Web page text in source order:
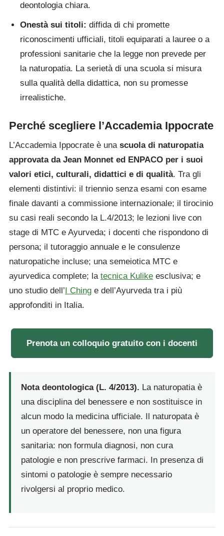
deontologia chiara.
Onestà sui titoli: diffida di chi promette
riconoscimenti ufficiali, titoli equiparati a lauree o a
professioni sanitarie che la legge non prevede per
la naturopatia. La serietà di una scuola si misura
sulla qualità della didattica, non su promesse
irrealistiche.
Perché scegliere l’Accademia Ippocrate
L’Accademia Ippocrate è una scuola di naturopatia
approvata da Jean Monnet ed ENPACO per i suoi
valori etici, culturali, didattici e di qualità. Tra gli
elementi distintivi: il triennio senza esami con esame
finale davanti a commissione internazionale; il tirocinio
su casi reali secondo la L.4/2013; le lezioni live con
stage di MTC e Ayurveda; i docenti che rispondono di
persona; il tutoraggio annuale e le consulenze
naturopatiche incluse; una semeiotica MTC e
ayurvedica complete; la tecnica Kulike esclusiva; e
uno studio dell’I Ching e dell’Ayurveda tra i più
approfonditi in Italia.
Prenota un colloquio gratuito con i docenti
Nota deontologica (L. 4/2013). La naturopatia è
una disciplina del benessere e non sostituisce in
alcun modo la medicina ufficiale. Il naturopata è
un operatore del benessere, non una figura
sanitaria: non formula diagnosi, non cura
patologie e non prescrive farmaci. In presenza di
sintomi o patologie è sempre necessario
rivolgersi al proprio medico.